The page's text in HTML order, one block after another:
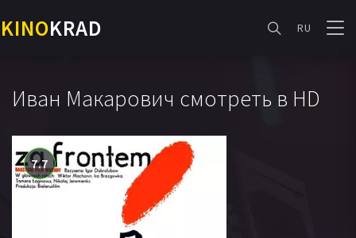
KINOKRAD RU
Иван Макарович смотреть в HD
7.7